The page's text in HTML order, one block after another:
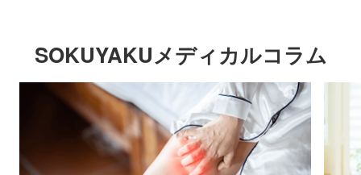
SOKUYAKUメディカルコラム